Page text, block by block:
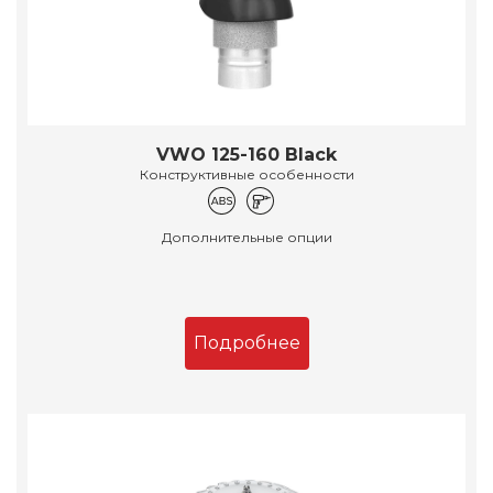
VWO 125-160 Black
Конструктивные особенности
Дополнительные опции
Подробнее